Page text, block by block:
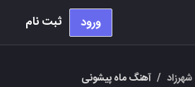
ورود ثبت نام
شهرزاد / آهنگ ماه پیشونی